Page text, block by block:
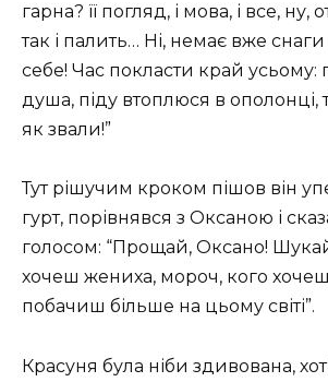
гарна? її погляд, і мова, і все, ну,
так і палить… Ні, немає вже
себе! Час покласти край усьому:
душа, піду втоплюся в ополонці,
як звали!”
Тут рішучим кроком пішов він
гурт, порівнявся з Оксаною і
голосом: “Прощай, Оксано!
хочеш жениха, мороч, кого
побачиш більше на цьому світі”.
Красуня була ніби здивована,